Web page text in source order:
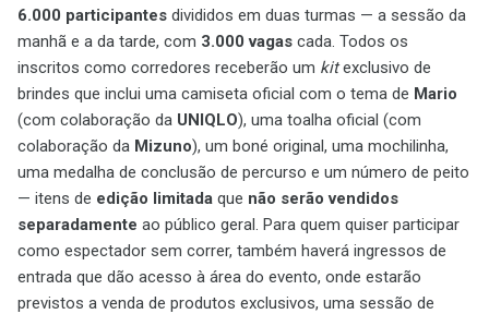
6.000 participantes divididos em duas turmas — a sessão da
manhã e a da tarde, com 3.000 vagas cada. Todos os
inscritos como corredores receberão um kitexclusivo de
brindes que inclui uma camiseta oficial com o tema de Mario
(com colaboração da UNIQLO), uma toalha oficial (com
colaboração da Mizuno), um boné original, uma mochilinha,
uma medalha de conclusão de percurso e um número de peito
— itens de edição limitada que não serão vendidos
separadamente ao público geral. Para quem quiser participar
como espectador sem correr, também haverá ingressos de
entrada que dão acesso à área do evento, onde estarão
previstos a venda de produtos exclusivos, uma sessão de